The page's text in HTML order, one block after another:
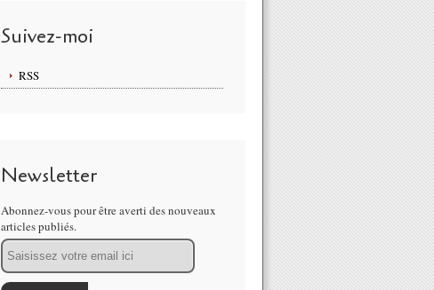
Suivez-moi
RSS
Newsletter
Abonnez-vous pour être averti des nouveaux
articles publiés.
Email